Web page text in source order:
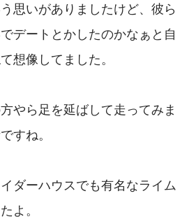
思いがありましたけど、彼ら
デートとかしたのかなぁと自
想像してました。
やら足を延ばして走ってみま
すね。
ダーハウスでも有名なライム
よ。